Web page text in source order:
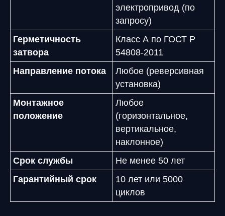
электропривод (по
запросу)
Герметичность
затвора
Класс А по ГОСТ Р
54808-2011
Направление потока
Любое (реверсивная
установка)
Монтажное
положение
Любое
(горизонтальное,
вертикальное,
наклонное)
Срок службы
Не менее 50 лет
Гарантийный срок
10 лет или 5000
циклов